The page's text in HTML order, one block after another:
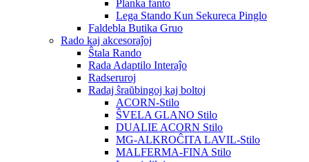
Planka fanto
Lega Stando Kun Sekureca Pinglo
Faldebla Butika Gruo
Rado kaj akcesoraĵoj
Ŝtala Rando
Rada Adaptilo Interaĵo
Radseruroj
Radaj ŝraŭbingoj kaj boltoj
ACORN-Stilo
ŜVELA GLANO Stilo
DUALIE ACORN Stilo
MG-ALKROĈITA LAVIL-Stilo
MALFERMA-FINA Stilo